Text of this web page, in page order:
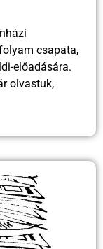
csapata,
előadására.
olvastuk,